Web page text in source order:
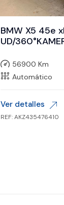
BMW X5 45e
UD/
56900 Km
Automático
Ver detalles
REF: AKZ435476410